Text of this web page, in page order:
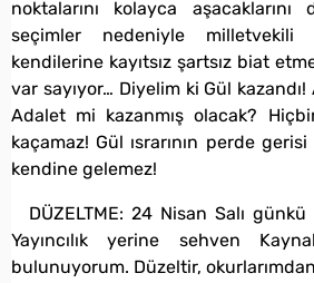
noktalarını kolayca aşacaklarını
seçimler nedeniyle milletvekili
kendilerine kayıtsız şartsız biat
var sayıyor… Diyelim ki Gül
Adalet mi kazanmış olacak?
kaçamaz! Gül ısrarının perde
kendine gelemez!
DÜZELTME: 24 Nisan Salı
Yayıncılık yerine sehven
bulunuyorum. Düzeltir,